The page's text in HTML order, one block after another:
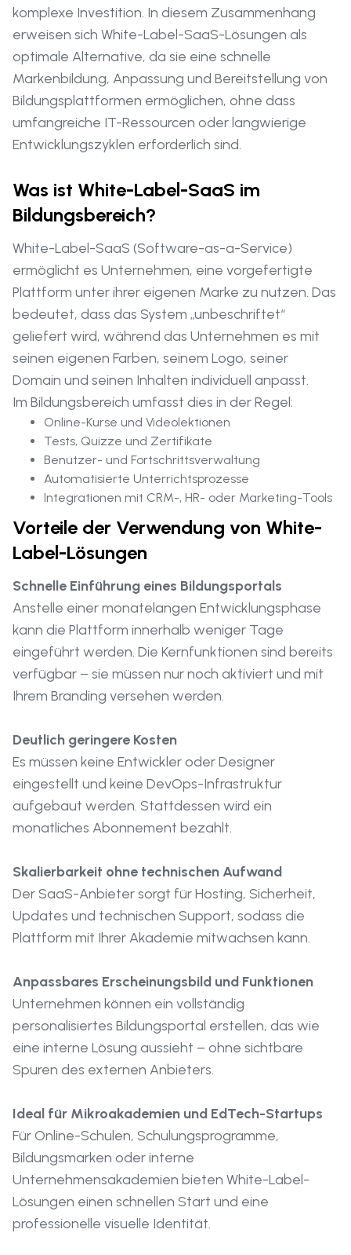
komplexe Investition. In diesem Zusammenhang
erweisen sich White-Label-SaaS-Lösungen als
optimale Alternative, da sie eine schnelle
Markenbildung, Anpassung und Bereitstellung von
Bildungsplattformen ermöglichen, ohne dass
umfangreiche IT-Ressourcen oder langwierige
Entwicklungszyklen erforderlich sind.
Was ist White-Label-SaaS im
Bildungsbereich?
White-Label-SaaS (Software-as-a-Service)
ermöglicht es Unternehmen, eine vorgefertigte
Plattform unter ihrer eigenen Marke zu nutzen. Das
bedeutet, dass das System „unbeschriftet“
geliefert wird, während das Unternehmen es mit
seinen eigenen Farben, seinem Logo, seiner
Domain und seinen Inhalten individuell anpasst.
Im Bildungsbereich umfasst dies in der Regel:
Online-Kurse und Videolektionen
Tests, Quizze und Zertifikate
Benutzer- und Fortschrittsverwaltung
Automatisierte Unterrichtsprozesse
Integrationen mit CRM-, HR- oder Marketing-Tools
Vorteile der Verwendung von White-
Label-Lösungen
Schnelle Einführung eines Bildungsportals
Anstelle einer monatelangen Entwicklungsphase
kann die Plattform innerhalb weniger Tage
eingeführt werden. Die Kernfunktionen sind bereits
verfügbar – sie müssen nur noch aktiviert und mit
Ihrem Branding versehen werden.
Deutlich geringere Kosten
Es müssen keine Entwickler oder Designer
eingestellt und keine DevOps-Infrastruktur
aufgebaut werden. Stattdessen wird ein
monatliches Abonnement bezahlt.
Skalierbarkeit ohne technischen Aufwand
Der SaaS-Anbieter sorgt für Hosting, Sicherheit,
Updates und technischen Support, sodass die
Plattform mit Ihrer Akademie mitwachsen kann.
Anpassbares Erscheinungsbild und Funktionen
Unternehmen können ein vollständig
personalisiertes Bildungsportal erstellen, das wie
eine interne Lösung aussieht – ohne sichtbare
Spuren des externen Anbieters.
Ideal für Mikroakademien und EdTech-Startups
Für Online-Schulen, Schulungsprogramme,
Bildungsmarken oder interne
Unternehmensakademien bieten White-Label-
Lösungen einen schnellen Start und eine
professionelle visuelle Identität.